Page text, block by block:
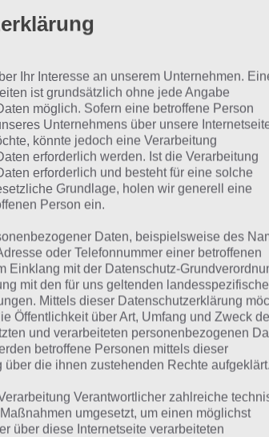
Wordalot Lösung der Level 153 bis
Wie bei uns üblich findest du
Level du dich von Wordalot befindest
in der Tabelle nach dem Level. Rechts
dieses Levels!
dass gewisse Lösungen nicht mehr
teile das einfach in den
Ihr Interesse an unserem Unternehmen.
ist grundsätzlich ohne jede Angabe
möglich. Sofern eine betroffene Person
Unternehmens über unsere
könnte jedoch eine Verarbeitung
erforderlich werden. Ist die Verarbeitung
erforderlich und besteht für eine solche
Grundlage, holen wir generell eine
Person ein.
Daten, beispielsweise des
oder Telefonnummer einer betroffenen
Einklang mit der Datenschutz-
mit den für uns geltenden
Mittels dieser Datenschutzerklärung
Öffentlichkeit über Art, Umfang und Zweck
und verarbeiteten personenbezogenen
betroffene Personen mittels dieser
über die ihnen zustehenden Rechte aufgeklärt.
Verantwortlicher zahlreiche
umgesetzt, um einen möglichst
über diese Internetseite verarbeiteten